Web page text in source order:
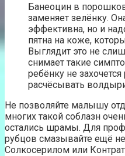
Банеоцин в
заменяет зелёнку.
эффективна, но и
пятна на коже,
Выглядит это не
снимает такие
ребёнку не
расчёсывать
Не позволяйте малышу
многих такой соблазн
остались шрамы. Для
рубцов смазывайте ещё
Солкосерилом или